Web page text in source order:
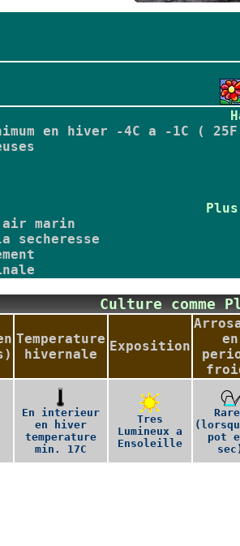
en hiver -4C a -1C (
marin
secheresse
Culture
Temperature
hivernale
Exposition
en
En interieur
en hiver
temperature
min. 17C
Tres
Lumineux a
Ensoleille
pot